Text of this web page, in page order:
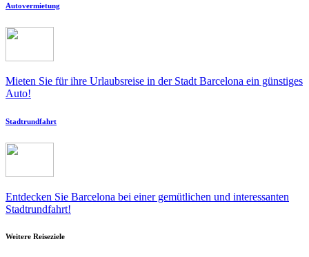
Autovermietung
Mieten Sie für ihre Urlaubsreise in der Stadt Barcelona ein günstiges
Auto!
Stadtrundfahrt
Entdecken Sie Barcelona bei einer gemütlichen und interessanten
Stadtrundfahrt!
Weitere Reiseziele